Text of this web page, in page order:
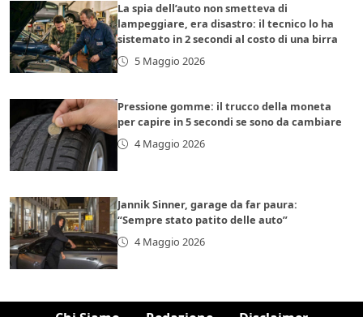
La spia dell’auto non smetteva di
lampeggiare, era disastro: il tecnico lo ha
sistemato in 2 secondi al costo di una birra
5 Maggio 2026
Pressione gomme: il trucco della moneta
per capire in 5 secondi se sono da cambiare
4 Maggio 2026
Jannik Sinner, garage da far paura:
“Sempre stato patito delle auto”
4 Maggio 2026